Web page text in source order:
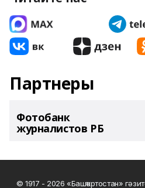
Партнеры
Фотобанк
журналистов РБ
© 1917 - 2026 «Башҡортостан»